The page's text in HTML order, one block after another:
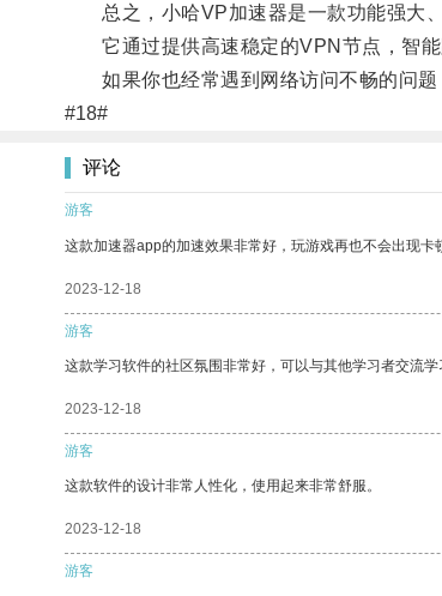
总之，小哈VP加速器是一款功能强大、
它通过提供高速稳定的VPN节点，智能
如果你也经常遇到网络访问不畅的问题
#18#
评论
游客
这款加速器app的加速效果非常好，玩游戏再也不会出现
2023-12-18
游客
这款学习软件的社区氛围非常好，可以与其他学习者交流学
2023-12-18
游客
这款软件的设计非常人性化，使用起来非常舒服。
2023-12-18
游客